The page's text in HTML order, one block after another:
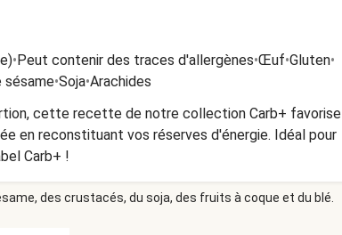
•Peut contenir des traces d'allergènes•Œuf•Gluten•
sésame•Soja•Arachides
cette recette de notre collection Carb+ favorise
en reconstituant vos réserves d'énergie. Idéal pour
Carb+ !
des crustacés, du soja, des fruits à coque et du blé.